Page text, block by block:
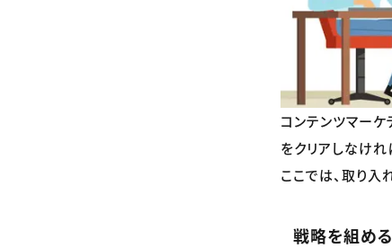
コンテンツマー
をクリアしなけれ
ここでは、取り入
戦略を組め